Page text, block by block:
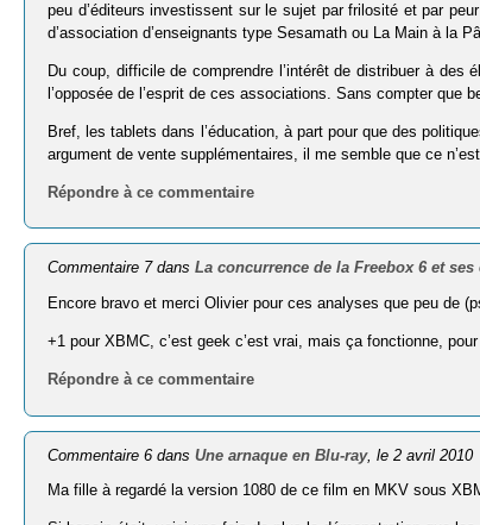
peu d’éditeurs investissent sur le sujet par frilosité et par
d’association d’enseignants type Sesamath ou La Main à la
Du coup, difficile de comprendre l’intérêt de distribuer à des
l’opposée de l’esprit de ces associations. Sans compter que
Bref, les tablets dans l’éducation, à part pour que des
argument de vente supplémentaires, il me semble que ce
Répondre à ce commentaire
Commentaire 7 dansLa concurrence de la Freebox 6 et ses
Encore bravo et merci Olivier pour ces analyses que peu de
+1 pour XBMC, c’est geek c’est vrai, mais ça fonctionne,
Répondre à ce commentaire
Commentaire 6 dansUne arnaque en Blu-ray, le 2 avril 2010
Ma fille à regardé la version 1080 de ce film en MKV sous